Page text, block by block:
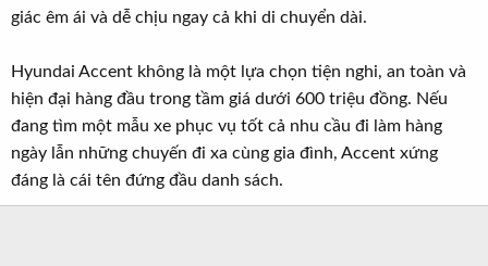
giác êm ái và dễ chịu ngay cả khi di chuyển dài.
Hyundai Accent không là một lựa chọn tiện nghi, an toàn và
hiện đại hàng đầu trong tầm giá dưới 600 triệu đồng. Nếu
đang tìm một mẫu xe phục vụ tốt cả nhu cầu đi làm hàng
ngày lẫn những chuyến đi xa cùng gia đình, Accent xứng
đáng là cái tên đứng đầu danh sách.